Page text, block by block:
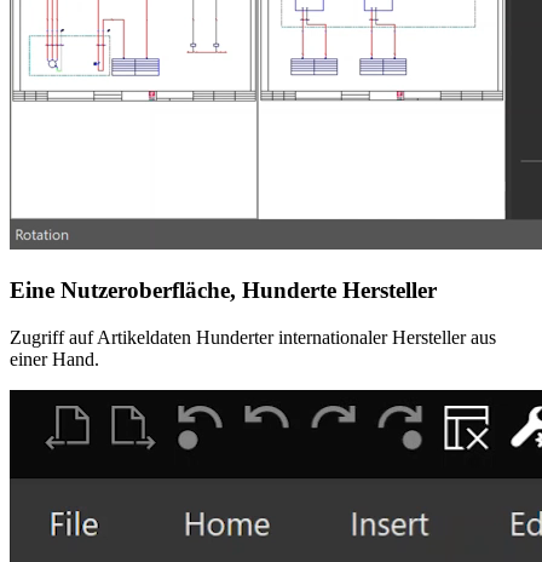
Eine Nutzeroberfläche, Hunderte Hersteller
Zugriff auf Artikeldaten Hunderter internationaler Hersteller aus
einer Hand.